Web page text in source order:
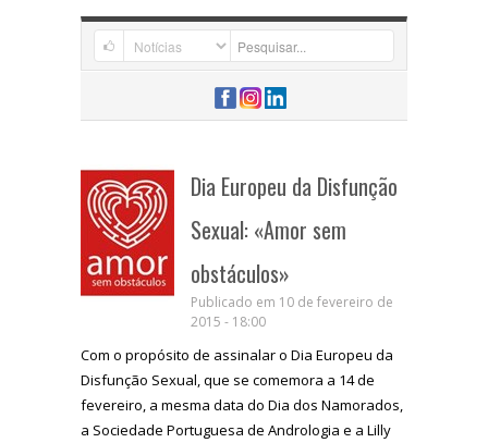
Dia Europeu da Disfunção
Sexual: «Amor sem
obstáculos»
Publicado em 10 de fevereiro de
2015 - 18:00
Com o propósito de assinalar o Dia Europeu da
Disfunção Sexual, que se comemora a 14 de
fevereiro, a mesma data do Dia dos Namorados,
a Sociedade Portuguesa de Andrologia e a Lilly